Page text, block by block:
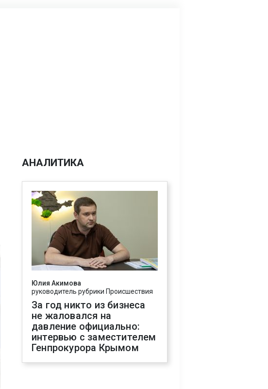
АНАЛИТИКА
Юлия Акимова
руководитель рубрики Происшествия
За год никто из бизнеса
не жаловался на
давление официально:
интервью с заместителем
Генпрокурора Крымом